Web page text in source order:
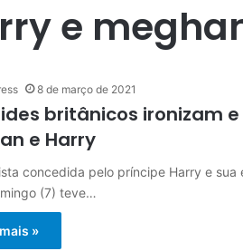
e
8 de março de 2021
britânicos ironizam
e Harry
concedida pelo príncipe Harry e
(7) teve…
»